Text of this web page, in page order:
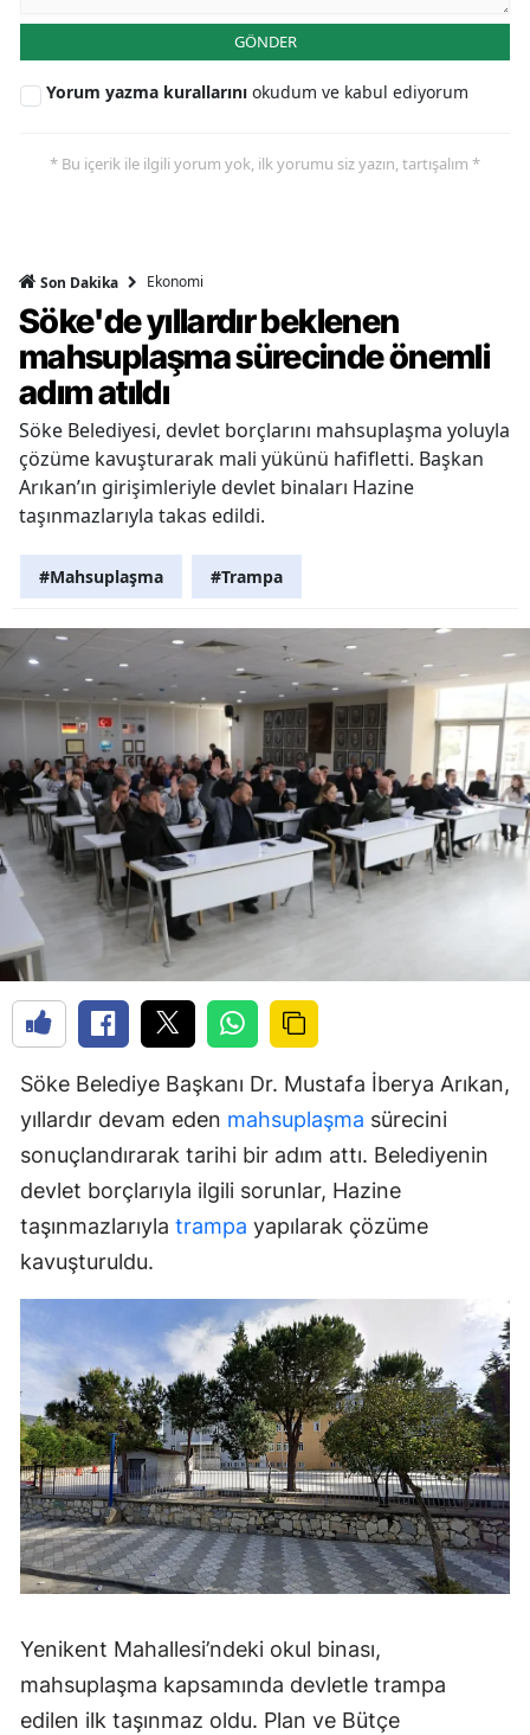
GÖNDER
Yorum yazma kurallarını okudum ve kabul ediyorum
* Bu içerik ile ilgili yorum yok, ilk yorumu siz yazın, tartışalım *
Son Dakika Ekonomi
Söke'de yıllardır beklenen
mahsuplaşma sürecinde önemli
adım atıldı
Söke Belediyesi, devlet borçlarını mahsuplaşma yoluyla
çözüme kavuşturarak mali yükünü hafifletti. Başkan
Arıkan’ın girişimleriyle devlet binaları Hazine
taşınmazlarıyla takas edildi.
#Mahsuplaşma #Trampa
Söke Belediye Başkanı Dr. Mustafa İberya Arıkan,
yıllardır devam eden mahsuplaşma sürecini
sonuçlandırarak tarihi bir adım attı. Belediyenin
devlet borçlarıyla ilgili sorunlar, Hazine
taşınmazlarıyla trampa yapılarak çözüme
kavuşturuldu.
Yenikent Mahallesi’ndeki okul binası,
mahsuplaşma kapsamında devletle trampa
edilen ilk taşınmaz oldu. Plan ve Bütçe